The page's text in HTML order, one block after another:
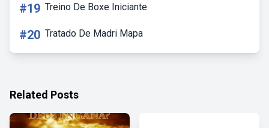
#19 Treino De Boxe Iniciante
#20 Tratado De Madri Mapa
Related Posts